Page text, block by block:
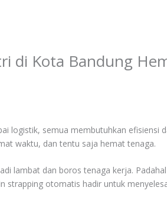
di Kota Bandung
logistik, semua membutuhkan efisiensi
waktu, dan tentu saja hemat tenaga.
lambat dan boros tenaga kerja.
strapping otomatis hadir untuk